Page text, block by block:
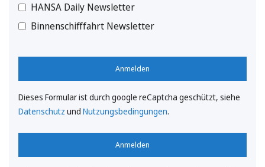
HANSA Daily Newsletter
Binnenschifffahrt Newsletter
Anmelden
Dieses Formular ist durch google reCaptcha geschützt, siehe
Datenschutz und Nutzungsbedingungen.
Anmelden